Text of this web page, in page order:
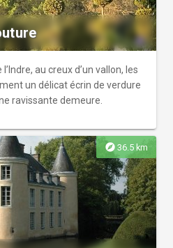
au creux d’un vallon, les
un délicat écrin de verdure
ravissante demeure.
explore 36.5 km